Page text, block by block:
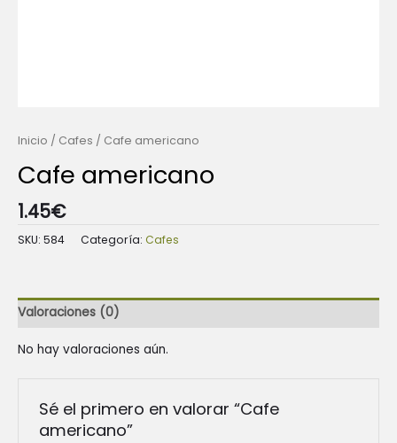
Inicio / Cafes / Cafe americano
Cafe americano
1.45€
SKU: 584 Categoría: Cafes
Valoraciones (0)
No hay valoraciones aún.
Sé el primero en valorar “Cafe
americano”